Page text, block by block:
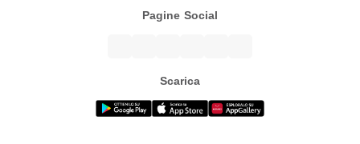
Pagine Social
Scarica